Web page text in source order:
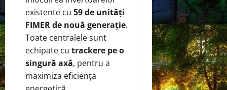
existente cu 59 de unități
FIMER de nouă generație.
Toate centralele sunt
echipate cu trackere pe o
singură axă, pentru a
maximiza eficiența